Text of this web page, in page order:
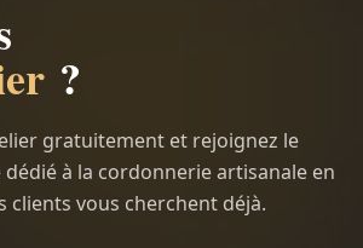
?
gratuitement et rejoignez le
à la cordonnerie artisanale en
clients vous cherchent déjà.